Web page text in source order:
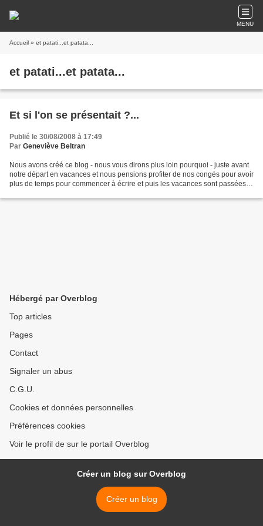
MENU
Accueil » et patati...et patata...
et patati...et patata...
Et si l'on se présentait ?...
Publié le 30/08/2008 à 17:49
Par Geneviève Beltran
Nous avons créé ce blog - nous vous dirons plus loin pourquoi - juste avant
notre départ en vacances et nous pensions profiter de nos congés pour avoir
plus de temps pour commencer à écrire et puis les vacances sont passées,
Hébergé par Overblog
Top articles
Pages
Contact
Signaler un abus
C.G.U.
Cookies et données personnelles
Préférences cookies
Voir le profil de sur le portail Overblog
Créer un blog sur Overblog
Créer un blog